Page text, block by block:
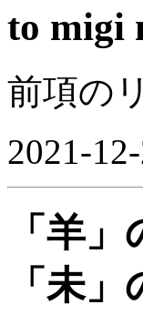
to migi
前項の
2021-
「羊
「未